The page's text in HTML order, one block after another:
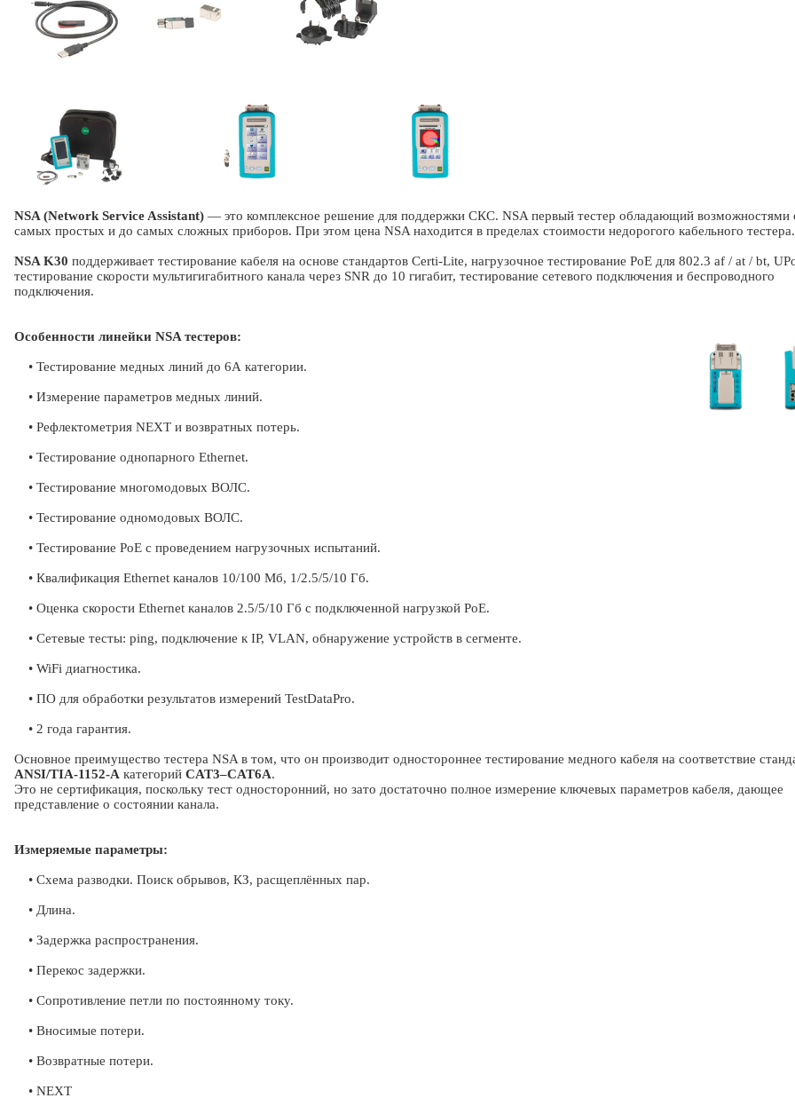
NSA (Network Service Assistant) — это комплексное решение для поддержки СКС. NSA первый тестер обладающий возможностями
самых простых и до самых сложных приборов. При этом цена NSA находится в пределах стоимости недорогого кабельного тестера.
NSA K30 поддерживает тестирование кабеля на основе стандартов Certi-Lite, нагрузочное тестирование PoE для 802.3 af / at / bt,
тестирование скорости мультигигабитного канала через SNR до 10 гигабит, тестирование сетевого подключения и беспроводного
подключения.
Особенности линейки NSA тестеров:
• Тестирование медных линий до 6А категории.
• Измерение параметров медных линий.
• Рефлектометрия NEXT и возвратных потерь.
• Тестирование однопарного Ethernet.
• Тестирование многомодовых ВОЛС.
• Тестирование одномодовых ВОЛС.
• Тестирование РоЕ с проведением нагрузочных испытаний.
• Квалификация Ethernet каналов 10/100 Мб, 1/2.5/5/10 Гб.
• Оценка скорости Ethernet каналов 2.5/5/10 Гб с подключенной нагрузкой PoE.
• Сетевые тесты: ping, подключение к IP, VLAN, обнаружение устройств в сегменте.
• WiFi диагностика.
• ПО для обработки результатов измерений TestDataPro.
• 2 года гарантия.
Основное преимущество тестера NSA в том, что он производит одностороннее тестирование медного кабеля на соответствие
ANSI/TIA-1152-A категорий CAT3–CAT6A.
Это не сертификация, поскольку тест односторонний, но зато достаточно полное измерение ключевых параметров кабеля, дающее
представление о состоянии канала.
Измеряемые параметры:
• Схема разводки. Поиск обрывов, КЗ, расщеплённых пар.
• Длина.
• Задержка распространения.
• Перекос задержки.
• Сопротивление петли по постоянному току.
• Вносимые потери.
• Возвратные потери.
• NEXT